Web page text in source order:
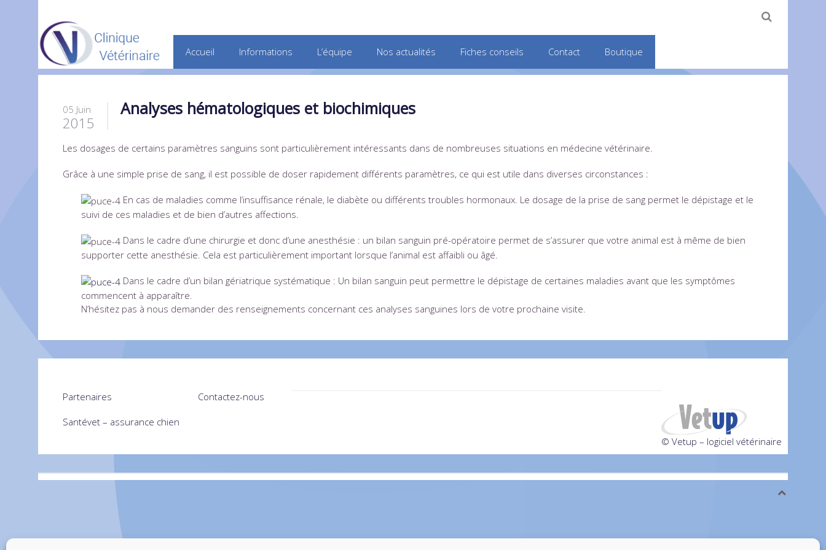
Accueil Informations L’équipe Nos actualités Fiches conseils Contact Boutique
05 Juin
2015
Analyses hématologiques et biochimiques
Les dosages de certains paramètres sanguins sont particulièrement intéressants dans de nombreuses situations en médecine vétérinaire.
Grâce à une simple prise de sang, il est possible de doser rapidement différents paramètres, ce qui est utile dans diverses circonstances :
En cas de maladies comme l’insuffisance rénale, le diabète ou différents troubles hormonaux. Le dosage de la prise de sang permet le dépistage et le
suivi de ces maladies et de bien d’autres affections.
Dans le cadre d’une chirurgie et donc d’une anesthésie : un bilan sanguin pré-opératoire permet de s’assurer que votre animal est à même de bien
supporter cette anesthésie. Cela est particulièrement important lorsque l’animal est affaibli ou âgé.
Dans le cadre d’un bilan gériatrique systématique : Un bilan sanguin peut permettre le dépistage de certaines maladies avant que les symptômes
commencent à apparaître.
N’hésitez pas à nous demander des renseignements concernant ces analyses sanguines lors de votre prochaine visite.
Partenaires
Santévet – assurance chien
Contactez-nous
© Vetup – logiciel vétérinaire